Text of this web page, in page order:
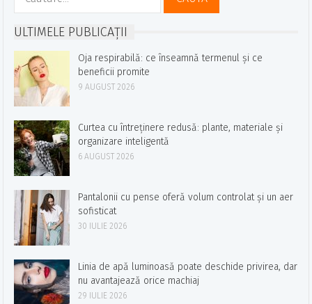
după:
ULTIMELE PUBLICAȚII
Oja respirabilă: ce înseamnă termenul și ce
beneficii promite
9 AUGUST 2026
Curtea cu întreținere redusă: plante, materiale și
organizare inteligentă
6 AUGUST 2026
Pantalonii cu pense oferă volum controlat și un aer
sofisticat
30 IULIE 2026
Linia de apă luminoasă poate deschide privirea, dar
nu avantajează orice machiaj
29 IULIE 2026